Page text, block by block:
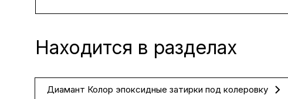
Находится в разделах
Диамант Колор эпоксидные затирки под колеровку